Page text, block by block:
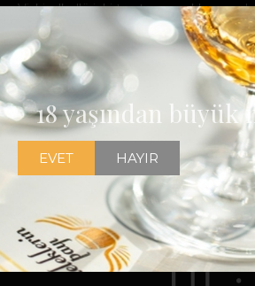
Viski, alkollü içki tanıtım yasaklarının
filmlerinin vazgeçilmez başrol
başarmıştır
18 yaşından büyük
EVET HAYIR